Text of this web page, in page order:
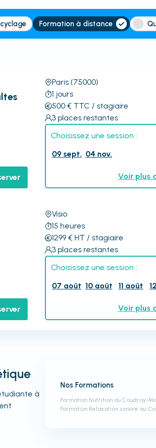
Formation à distance
Paris (75000)
1 jours
500€ TTC / stagiaire
3 places restantes
Choisissez une session :
09 sept. 04 nov.
Voir plus
Visio
15 heures
1299€ HT / stagiaire
3 places restantes
Choisissez une session :
07 août 10 août 11 août
Voir plus
à
Nos Formations
Formation Nutrition au Coudray-
Formation Relaxation sonore au